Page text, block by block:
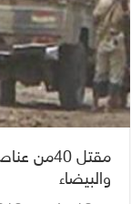
مقتل
والبيضاء